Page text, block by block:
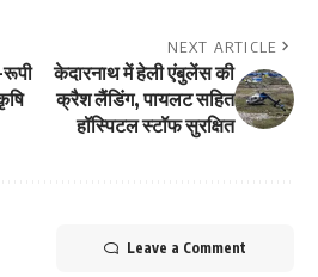
रूपी
NEXT ARTICLE
केदारनाथ में हेली एंबुलेंस की
क्रैश लैंडिंग, पायलट सहित
हॉस्पिटल स्टॉफ सुरक्षित
Leave a Comment